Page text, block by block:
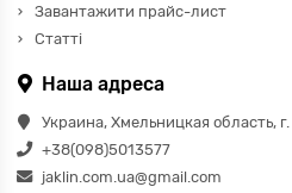
Завантажити прайс-лист
Статті
Наша адреса
Украина, Хмельницкая область,
+38(098)5013577
jaklin.com.ua@gmail.com